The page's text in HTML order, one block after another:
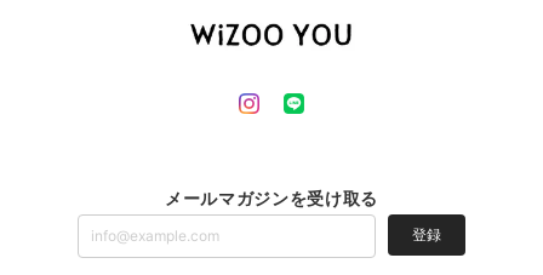
メールマガジンを受け取る
登録